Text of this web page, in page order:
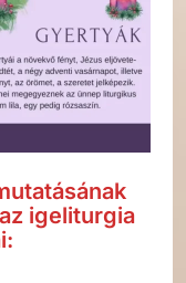
igeliturgia